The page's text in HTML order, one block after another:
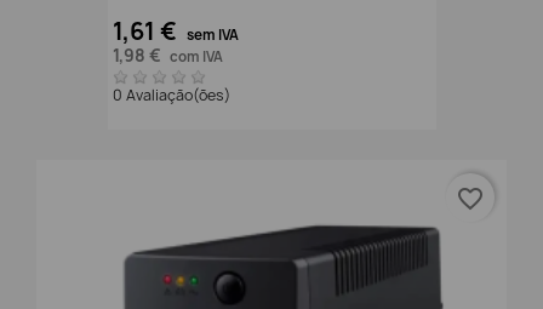
1,61 € sem IVA
1,98 € com IVA
0 Avaliação(ões)
favorite_border